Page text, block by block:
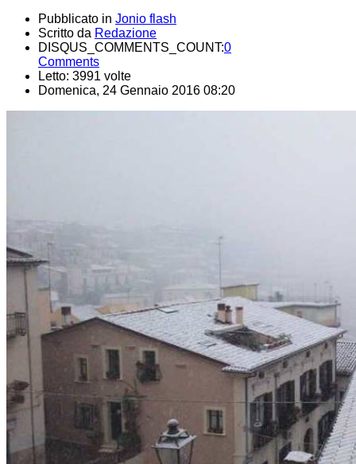
Pubblicato in Jonio flash
Scritto da Redazione
DISQUS_COMMENTS_COUNT:0
Comments
Letto: 3991 volte
Domenica, 24 Gennaio 2016 08:20